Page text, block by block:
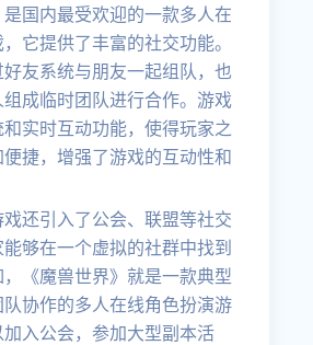
是国内最受欢迎的一款多人在
它提供了丰富的社交功能。
友系统与朋友一起组队，也
成临时团队进行合作。游戏
实时互动功能，使得玩家之
捷，增强了游戏的互动性和
还引入了公会、联盟等社交
够在一个虚拟的社群中找到
《魔兽世界》就是一款典型
协作的多人在线角色扮演游
入公会，参加大型副本活